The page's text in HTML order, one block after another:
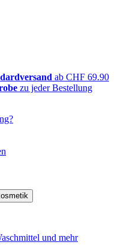
ab CHF 69.90
zu jeder Bestellung
und mehr